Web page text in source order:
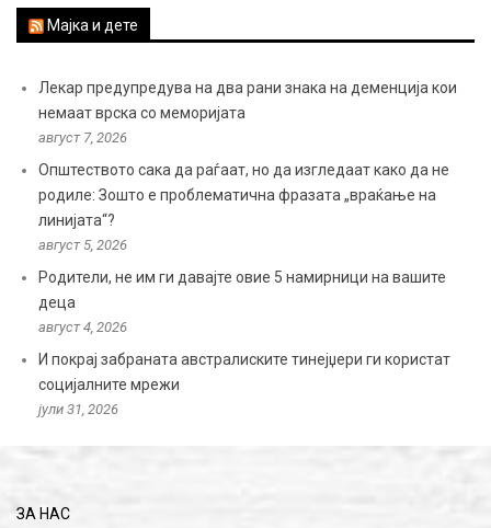
Мајка и дете
Лекар предупредува на два рани знака на деменција кои
немаат врска со меморијата
август 7, 2026
Општеството сака да раѓаат, но да изгледаат како да не
родиле: Зошто е проблематична фразата „враќање на
линијата“?
август 5, 2026
Родители, не им ги давајте овие 5 намирници на вашите
деца
август 4, 2026
И покрај забраната австралиските тинејџери ги користат
социјалните мрежи
јули 31, 2026
ЗА НАС